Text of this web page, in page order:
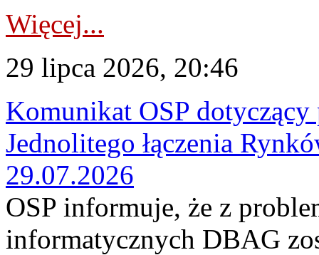
Więcej...
29 lipca 2026, 20:46
Komunikat OSP
Jednolitego łączenia
29.07.2026
OSP informuje, że z
informatycznych DBAG